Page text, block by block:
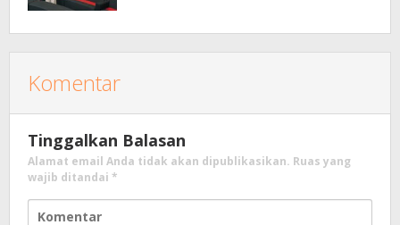
Komentar
Tinggalkan Balasan
Alamat email Anda tidak akan dipublikasikan. Ruas yang
wajib ditandai *